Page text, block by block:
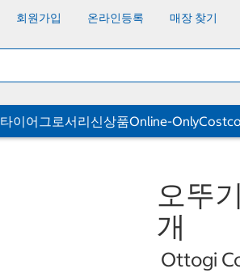
회원가입 온라인등록 매장 찾기
타이어그로서리신상품Online-Only
오뚜
개
Ottogi